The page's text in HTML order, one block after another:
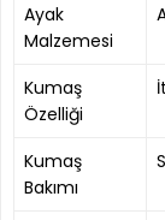
Ayak
Malzemesi
Kumaş
Özelliği
Kumaş
Bakımı